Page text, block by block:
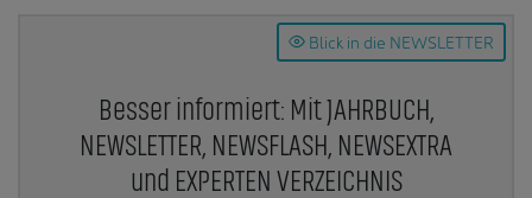
Blick in die NEWSLETTER
Besser informiert: Mit JAHRBUCH,
NEWSLETTER, NEWSFLASH, NEWSEXTRA
und EXPERTEN VERZEICHNIS